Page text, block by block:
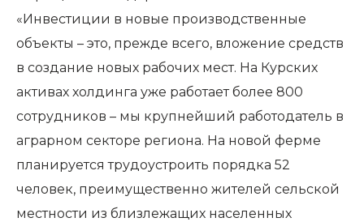
«Инвестиции в новые производственные
объекты – это, прежде всего, вложение средств
в создание новых рабочих мест. На Курских
активах холдинга уже работает более 800
сотрудников – мы крупнейший работодатель в
аграрном секторе региона. На новой ферме
планируется трудоустроить порядка 52
человек, преимущественно жителей сельской
местности из близлежащих населенных